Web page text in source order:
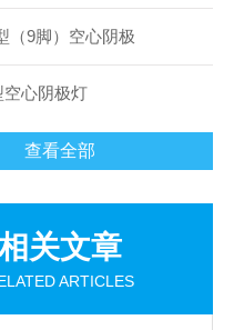
（9脚）空心阴极
心阴极灯
查看全部
关文章
ARTICLES